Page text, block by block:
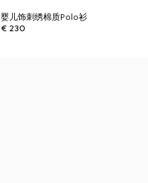
婴儿饰刺绣棉质Polo衫
€ 230